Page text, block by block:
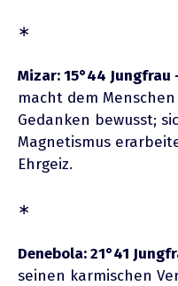
∗
Mizar: 15°44
macht dem
Gedanken bewusst;
Magnetismus
Ehrgeiz.
∗
Denebola: 21°41
seinen karmischen